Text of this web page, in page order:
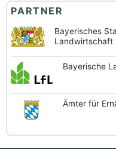
PARTNER
Bayerisches
Landwirtschaft
Bayerische
Ämter für